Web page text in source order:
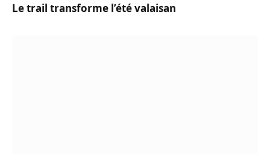
Le trail transforme l’été valaisan